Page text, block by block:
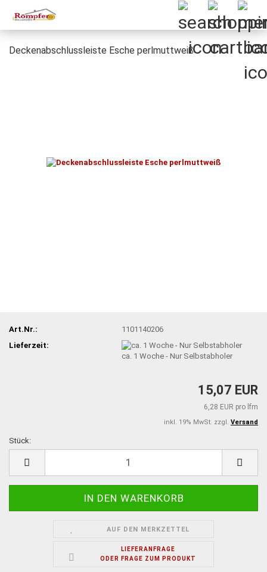
Deckenabschlussleiste Esche perlmuttweiß
Art.Nr.:
1101140206
Lieferzeit:
ca. 1 Woche - Nur Selbstabholer
15,07 EUR
6,28 EUR pro lfm
inkl. 19% MwSt. zzgl. Versand
Stück:
AUF DEN MERKZETTEL
LIEFERANFRAGE
ODER FRAGE ZUM PRODUKT